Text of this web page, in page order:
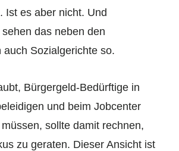
Ist es aber nicht. Und
das neben den
auch Sozialgerichte so.
Bürgergeld-Bedürftige in
und beim Jobcenter
sollte damit rechnen,
zu geraten. Dieser Ansicht ist